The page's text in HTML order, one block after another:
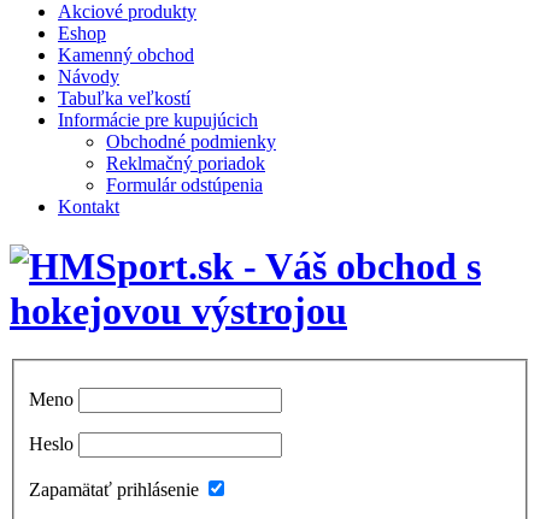
Akciové produkty
Eshop
Kamenný obchod
Návody
Tabuľka veľkostí
Informácie pre kupujúcich
Obchodné podmienky
Reklmačný poriadok
Formulár odstúpenia
Kontakt
Meno
Heslo
Zapamätať prihlásenie